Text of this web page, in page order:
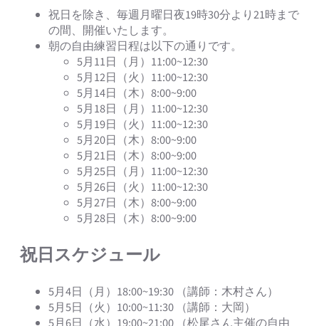
祝日を除き、毎週月曜日夜19時30分より21時まで
の間、開催いたします。
朝の自由練習日程は以下の通りです。
5月11日（月）11:00~12:30
5月12日（火）11:00~12:30
5月14日（木）8:00~9:00
5月18日（月）11:00~12:30
5月19日（火）11:00~12:30
5月20日（木）8:00~9:00
5月21日（木）8:00~9:00
5月25日（月）11:00~12:30
5月26日（火）11:00~12:30
5月27日（木）8:00~9:00
5月28日（木）8:00~9:00
祝日スケジュール
5月4日（月）18:00~19:30 （講師：木村さん）
5月5日（火）10:00~11:30 （講師：大岡）